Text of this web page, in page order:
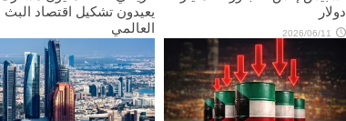
دولار
2026/06/11
يعيدون تشكيل اقتصاد البث
العالمي